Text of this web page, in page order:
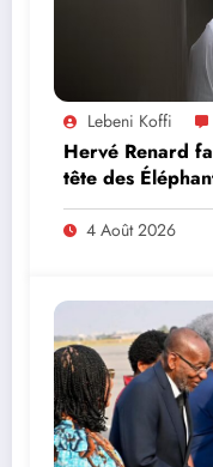
Lebeni Koffi
Hervé Renard
tête des
4 Août 2026